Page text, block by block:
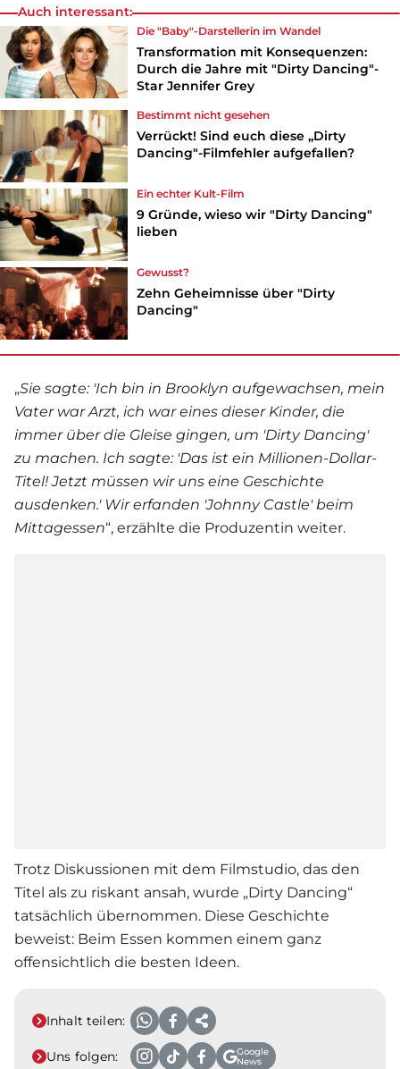
Auch interessant:
Die "Baby"-Darstellerin im Wandel
Transformation mit Konsequenzen:
Durch die Jahre mit "Dirty Dancing"-
Star Jennifer Grey
Bestimmt nicht gesehen
Verrückt! Sind euch diese „Dirty
Dancing"-Filmfehler aufgefallen?
Ein echter Kult-Film
9 Gründe, wieso wir "Dirty Dancing"
lieben
Gewusst?
Zehn Geheimnisse über "Dirty
Dancing"
„Sie sagte: 'Ich bin in Brooklyn aufgewachsen, mein
Vater war Arzt, ich war eines dieser Kinder, die
immer über die Gleise gingen, um 'Dirty Dancing'
zu machen. Ich sagte: 'Das ist ein Millionen-Dollar-
Titel! Jetzt müssen wir uns eine Geschichte
ausdenken.' Wir erfanden 'Johnny Castle' beim
Mittagessen“, erzählte die Produzentin weiter.
Trotz Diskussionen mit dem Filmstudio, das den
Titel als zu riskant ansah, wurde „Dirty Dancing“
tatsächlich übernommen. Diese Geschichte
beweist: Beim Essen kommen einem ganz
offensichtlich die besten Ideen.
Inhalt teilen:
Uns folgen:
Google
News